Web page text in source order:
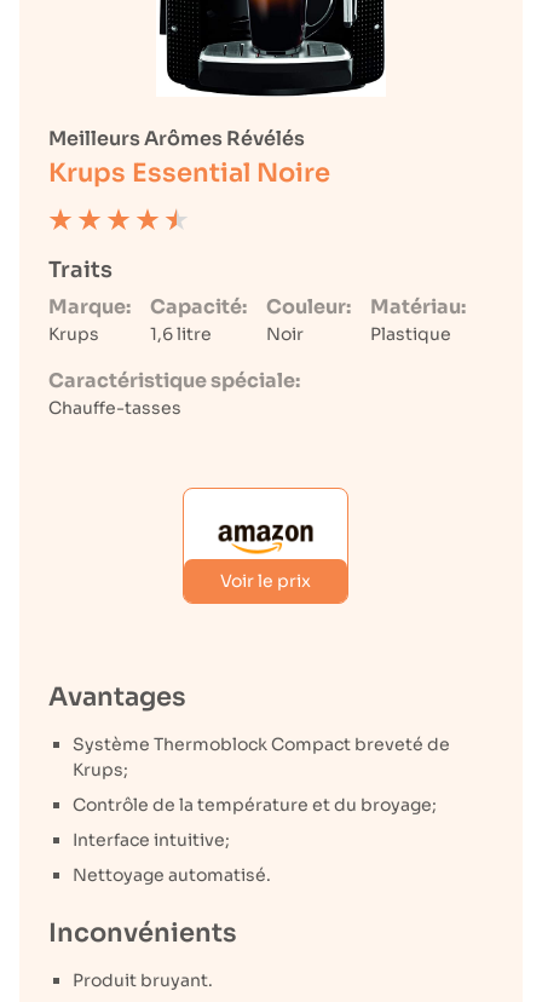
Meilleurs Arômes Révélés
Krups Essential Noire
Traits
Marque:
Krups
Capacité:
1,6 litre
Couleur:
Noir
Matériau:
Plastique
Caractéristique spéciale:
Chauffe-tasses
Voir le prix
Avantages
Système Thermoblock Compact breveté de
Krups;
Contrôle de la température et du broyage;
Interface intuitive;
Nettoyage automatisé.
Inconvénients
Produit bruyant.